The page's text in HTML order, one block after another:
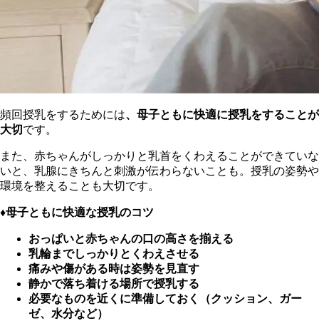
頻回授乳をするためには、母子ともに快適に授乳をすることが
大切です。
また、赤ちゃんがしっかりと乳首をくわえることができていな
いと、乳腺にきちんと刺激が伝わらないことも。授乳の姿勢や
環境を整えることも大切です。
♦︎母子ともに快適な授乳のコツ
おっぱいと赤ちゃんの口の高さを揃える
乳輪までしっかりとくわえさせる
痛みや傷がある時は姿勢を見直す
静かで落ち着ける場所で授乳する
必要なものを近くに準備しておく（クッション、ガー
ゼ、水分など）